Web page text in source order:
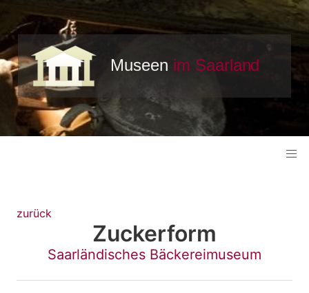
zurück
Zuckerform
Saarländisches Bäckereimuseum